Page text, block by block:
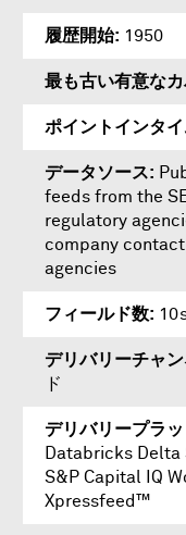
履歴開始 1950
最も古い有意な
ポイントインタイ
データソース
feeds from the
regulatory
company
agencies
フィールド数
デリバリーチャ
ド
デリバリープラ
Databricks Delta
S&P Capital IQ
Xpressfeed™